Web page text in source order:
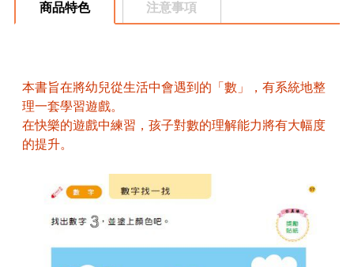
商品特色 注意事項
本書旨在將幼兒從生活中會遇到的「數」，有系統地整
理一套學習遊戲。
在快樂的遊戲中練習，孩子對數的理解能力將有大幅度
的提升。